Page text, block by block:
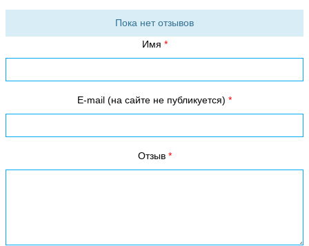
Пока нет отзывов
Имя
E-mail (на сайте не публикуется)
Отзыв